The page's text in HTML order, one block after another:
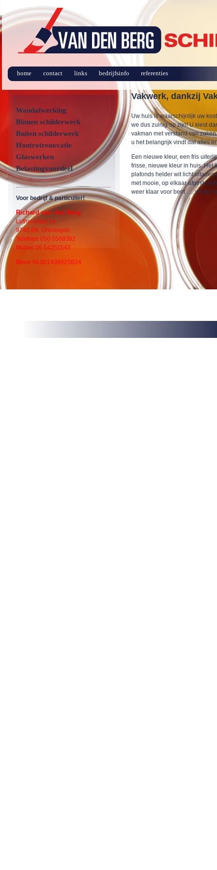
home contact links bedrijfsinfo referenties
Wandafwerking
Binnen schilderwerk
Buiten schilderwerk
Houtrotrenovatie
Glaswerken
Belastingvoordeel
Voor bedrijf & particulier!
Richard van den Berg
Lutherstraat 24
9746 BK Groningen
Telefoon 050 5568382
Mobiel 06 54251543
Btwnr NL001438925B24
Vakwerk, dankzij
Uw huis is waarschijnlijk uw
we dus zuinig op zijn! U kiest
vakman met verstand van
u het belangrijk vindt dat alles
Een nieuwe kleur, een fris
frisse, nieuwe kleur in huis. Het
plafonds helder wit licht
met mooie, op elkaar
weer klaar voor bent …. winter,